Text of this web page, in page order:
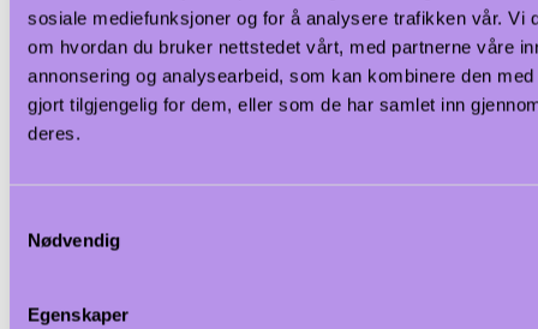
sosiale mediefunksjoner og for å analysere trafikken vår. Vi
om hvordan du bruker nettstedet vårt, med partnerne våre
annonsering og analysearbeid, som kan kombinere den
gjort tilgjengelig for dem, eller som de har samlet inn
deres.
Nødvendig
Egenskaper